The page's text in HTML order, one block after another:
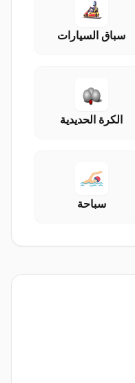
سباق السيارات
الكرة الحديدية
سباحة